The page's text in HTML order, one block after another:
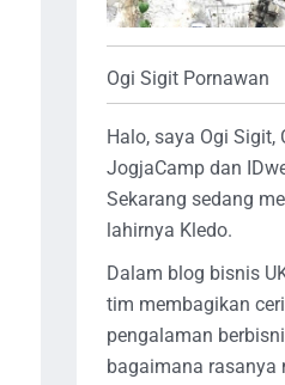
Ogi Sigit Pornawan
Halo, saya Ogi Sigit,
JogjaCamp dan
Sekarang sedang
lahirnya Kledo.
Dalam blog bisnis
tim membagikan
pengalaman
bagaimana rasanya